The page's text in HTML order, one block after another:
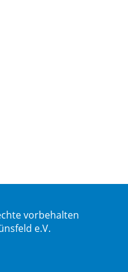
vorbehalten
e.V.